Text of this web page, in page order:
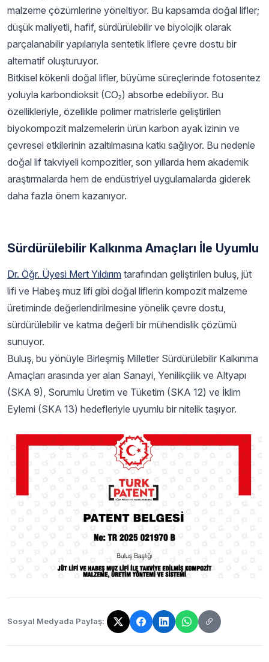
malzeme çözümlerine yöneltiyor. Bu kapsamda doğal lifler;
düşük maliyetli, hafif, sürdürülebilir ve biyolojik olarak
parçalanabilir yapılarıyla sentetik liflere çevre dostu bir
alternatif oluşturuyor.
Bitkisel kökenli doğal lifler, büyüme süreçlerinde fotosentez
yoluyla karbondioksit (CO₂) absorbe edebiliyor. Bu
özellikleriyle, özellikle polimer matrislerle geliştirilen
biyokompozit malzemelerin ürün karbon ayak izinin ve
çevresel etkilerinin azaltılmasına katkı sağlıyor. Bu nedenle
doğal lif takviyeli kompozitler, son yıllarda hem akademik
araştırmalarda hem de endüstriyel uygulamalarda giderek
daha fazla önem kazanıyor.
Sürdürülebilir Kalkınma Amaçları İle Uyumlu
Dr. Öğr. Üyesi Mert Yıldırım tarafından geliştirilen buluş, jüt
lifi ve Habeş muz lifi gibi doğal liflerin kompozit malzeme
üretiminde değerlendirilmesine yönelik çevre dostu,
sürdürülebilir ve katma değerli bir mühendislik çözümü
sunuyor.
Buluş, bu yönüyle Birleşmiş Milletler Sürdürülebilir Kalkınma
Amaçları arasında yer alan Sanayi, Yenilikçilik ve Altyapı
(SKA 9), Sorumlu Üretim ve Tüketim (SKA 12) ve İklim
Eylemi (SKA 13) hedefleriyle uyumlu bir nitelik taşıyor.
Sosyal Medyada Paylaş:
Bağlantı kopyalandı!